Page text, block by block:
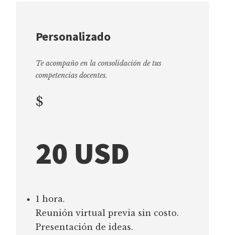
Personalizado
Te acompaño en la consolidación de tus
competencias docentes.
$
20 USD
1 hora.
Reunión virtual previa sin costo.
Presentación de ideas.